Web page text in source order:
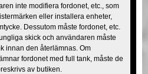
inte modifiera fordonet, etc., som
eller installera enheter,
Dessutom måste fordonet, etc.
skick och användaren måste
innan den återlämnas. Om
fordonet med full tank, måste de
av butiken.